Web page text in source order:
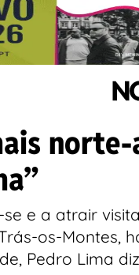
e a atrair
os-
Pedro Lima